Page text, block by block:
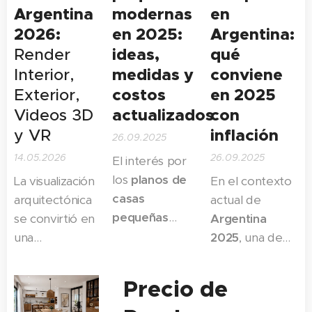
Argentina
2026:
Render
Interior,
Exterior,
Videos 3D
y VR
14.05.2026
La visualización
arquitectónica
se convirtió en
una
indispensable
para
modernas
en 2025:
ideas,
medidas y
costos
actualizados
26.09.2025
El interés por
los planos de
casas
pequeñas
últimos años,
en
Argentina:
qué
conviene
en 2025
con
inflación
26.09.2025
En el contexto
actual de
Argentina
2025, una de
entre quienes
Precio de